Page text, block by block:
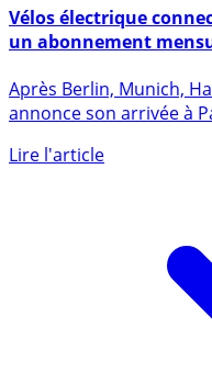
17 avril 2022
un abonnement
annonce son arrivée à